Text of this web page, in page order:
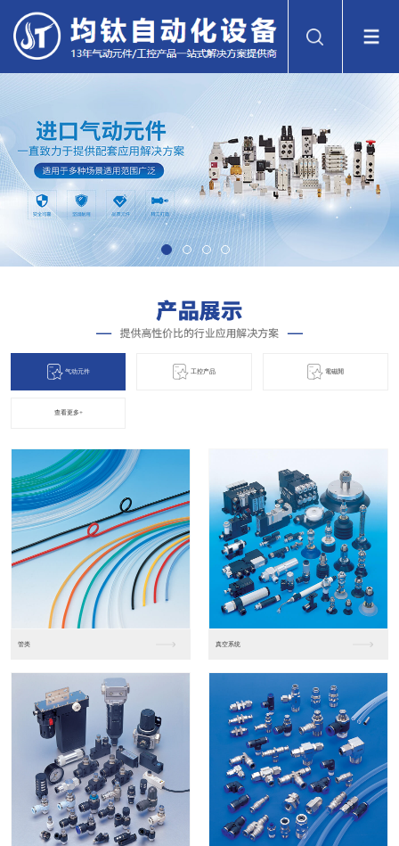
气动元件 工控产品 電磁閞
查看更多+
进口松下PLC2 进口松下PLC